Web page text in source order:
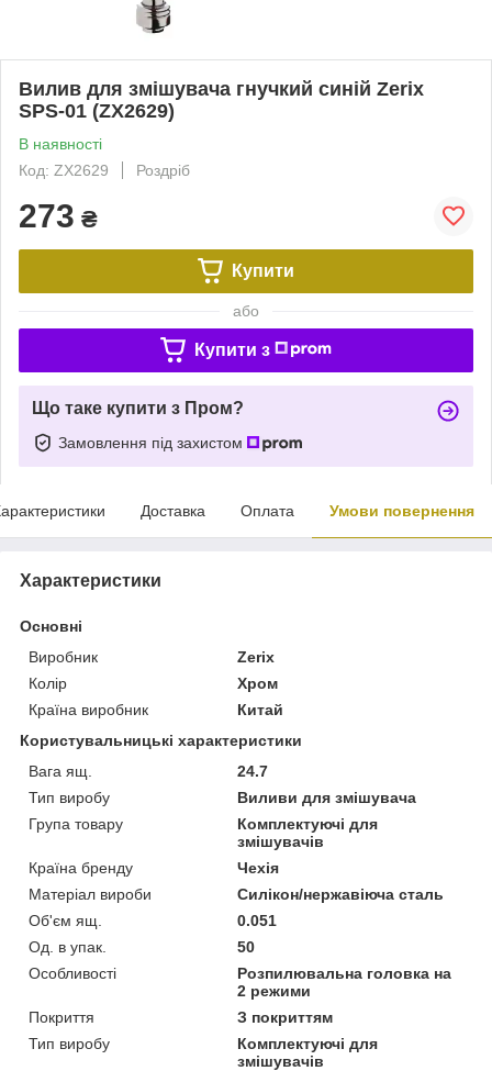
Вилив для змішувача гнучкий синій Zerix
SPS-01 (ZX2629)
В наявності
Код: ZX2629
Роздріб
273 ₴
Купити
або
Купити з
Що таке купити з Пром?
Замовлення під захистом
Доставка Оплата Умови повернення
Характеристики
Основні
Виробник
Zerix
Колір
Хром
Країна виробник
Китай
Користувальницькі характеристики
Вага ящ.
24.7
Тип виробу
Виливи для змішувача
Група товару
Комплектуючі для
змішувачів
Країна бренду
Чехія
Матеріал вироби
Силікон/нержавіюча сталь
Об'єм ящ.
0.051
Од. в упак.
50
Особливості
Розпилювальна головка на
2 режими
Покриття
З покриттям
Тип виробу
Комплектуючі для
змішувачів